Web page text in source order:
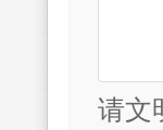
请文